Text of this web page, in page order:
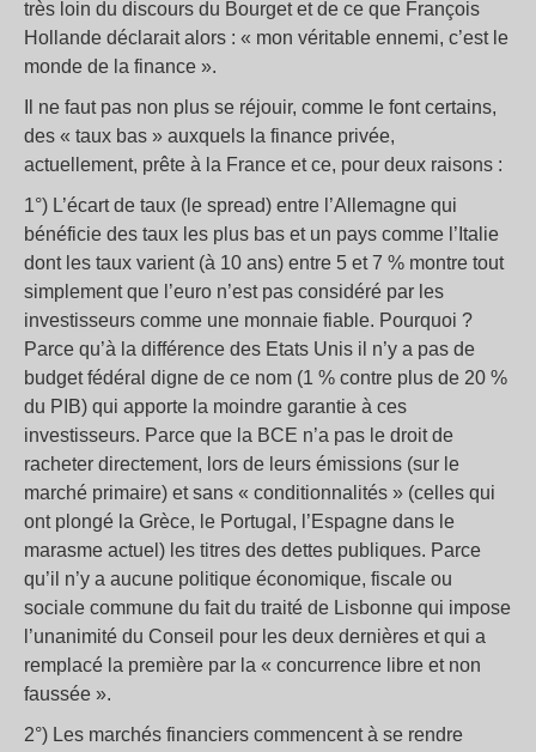
très loin du discours du Bourget et de ce que François
Hollande déclarait alors : « mon véritable ennemi, c’est le
monde de la finance ».
Il ne faut pas non plus se réjouir, comme le font certains,
des « taux bas » auxquels la finance privée,
actuellement, prête à la France et ce, pour deux raisons :
1°) L’écart de taux (le spread) entre l’Allemagne qui
bénéficie des taux les plus bas et un pays comme l’Italie
dont les taux varient (à 10 ans) entre 5 et 7 % montre tout
simplement que l’euro n’est pas considéré par les
investisseurs comme une monnaie fiable. Pourquoi ?
Parce qu’à la différence des Etats Unis il n’y a pas de
budget fédéral digne de ce nom (1 % contre plus de 20 %
du PIB) qui apporte la moindre garantie à ces
investisseurs. Parce que la BCE n’a pas le droit de
racheter directement, lors de leurs émissions (sur le
marché primaire) et sans « conditionnalités » (celles qui
ont plongé la Grèce, le Portugal, l’Espagne dans le
marasme actuel) les titres des dettes publiques. Parce
qu’il n’y a aucune politique économique, fiscale ou
sociale commune du fait du traité de Lisbonne qui impose
l’unanimité du Conseil pour les deux dernières et qui a
remplacé la première par la « concurrence libre et non
faussée ».
2°) Les marchés financiers commencent à se rendre